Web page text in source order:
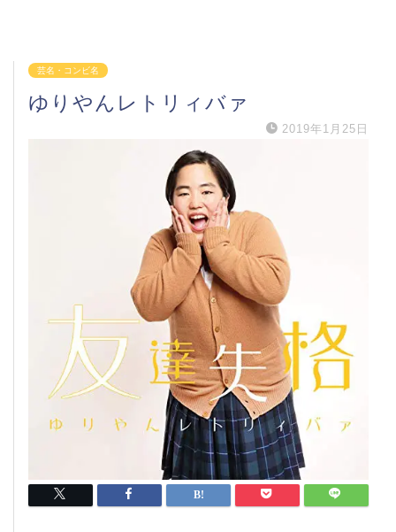
芸名・コンビ名
ゆりやんレトリィバァ
2019年1月25日